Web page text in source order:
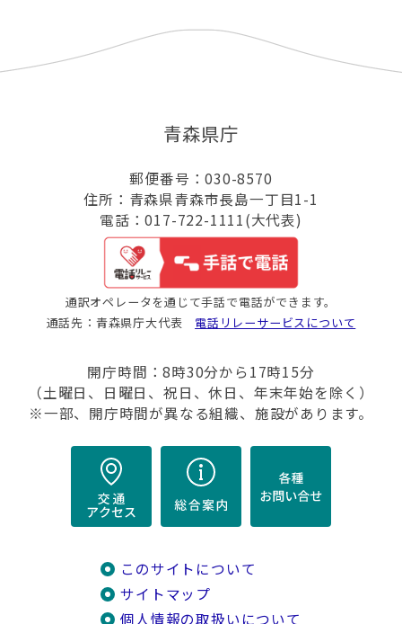
青森県庁
郵便番号：030-8570
住所：青森県青森市長島一丁目1-1
電話：017-722-1111(大代表)
通訳オペレータを通じて手話で電話ができます。
通話先：青森県庁大代表 電話リレーサービスについて
開庁時間：8時30分から17時15分
（土曜日、日曜日、祝日、休日、年末年始を除く）
※一部、開庁時間が異なる組織、施設があります。
このサイトについて
サイトマップ
個人情報の取扱いについて